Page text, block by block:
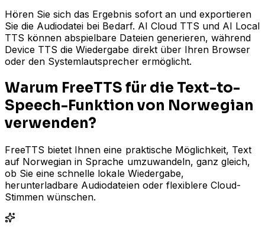
Hören Sie sich das Ergebnis sofort an und exportieren
Sie die Audiodatei bei Bedarf. AI Cloud TTS und AI Local
TTS können abspielbare Dateien generieren, während
Device TTS die Wiedergabe direkt über Ihren Browser
oder den Systemlautsprecher ermöglicht.
Warum FreeTTS für die Text-to-
Speech-Funktion von Norwegian
verwenden?
FreeTTS bietet Ihnen eine praktische Möglichkeit, Text
auf Norwegian in Sprache umzuwandeln, ganz gleich,
ob Sie eine schnelle lokale Wiedergabe,
herunterladbare Audiodateien oder flexiblere Cloud-
Stimmen wünschen.